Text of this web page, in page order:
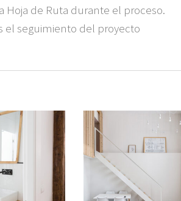
de Ruta durante el proceso.
el seguimiento del proyecto